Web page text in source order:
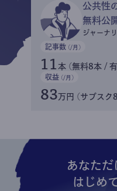
公共性
無料公
ジャーナ
記事数 (/月)
11 本 (無料8本 /
収益 (/月)
83万円 (サブスク
あなただ
はじめ